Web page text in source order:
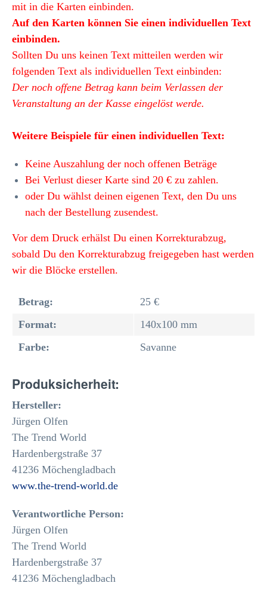
mit in die Karten einbinden.
Auf den Karten können Sie einen individuellen Text
einbinden.
Sollten Du uns keinen Text mitteilen werden wir
folgenden Text als individuellen Text einbinden:
Der noch offene Betrag kann beim Verlassen der
Veranstaltung an der Kasse eingelöst werde.
Weitere Beispiele für einen individuellen Text:
Keine Auszahlung der noch offenen Beträge
Bei Verlust dieser Karte sind 20 € zu zahlen.
oder Du wählst deinen eigenen Text, den Du uns
nach der Bestellung zusendest.
Vor dem Druck erhälst Du einen Korrekturabzug,
sobald Du den Korrekturabzug freigegeben hast werden
wir die Blöcke erstellen.
Betrag:
25 €
Format:
140x100 mm
Farbe:
Savanne
Produksicherheit:
Hersteller:
Jürgen Olfen
The Trend World
Hardenbergstraße 37
41236 Möchengladbach
www.the-trend-world.de
Verantwortliche Person:
Jürgen Olfen
The Trend World
Hardenbergstraße 37
41236 Möchengladbach